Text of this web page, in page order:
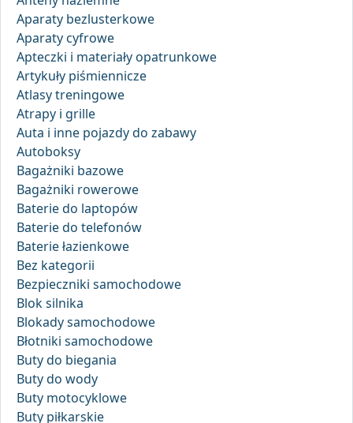
Aparaty bezlusterkowe
Aparaty cyfrowe
Apteczki i materiały opatrunkowe
Artykuły piśmiennicze
Atlasy treningowe
Atrapy i grille
Auta i inne pojazdy do zabawy
Autoboksy
Bagażniki bazowe
Bagażniki rowerowe
Baterie do laptopów
Baterie do telefonów
Baterie łazienkowe
Bez kategorii
Bezpieczniki samochodowe
Blok silnika
Blokady samochodowe
Błotniki samochodowe
Buty do biegania
Buty do wody
Buty motocyklowe
Buty piłkarskie